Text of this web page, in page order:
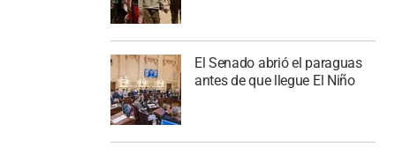
El Senado abrió el paraguas
antes de que llegue El Niño